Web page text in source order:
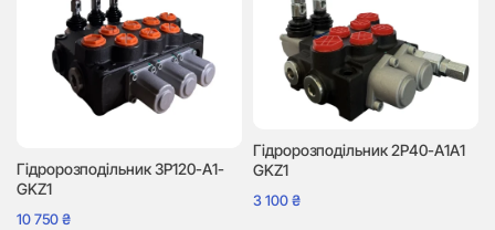
Гідророзподільник 3P120-A1-
GKZ1
10 750₴
Гідророзподільник 2P40-A1A1
GKZ1
3 100₴